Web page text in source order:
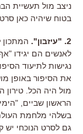
ניצב מול תעשיית
בטוח שיהיה כאן
2. "עיזבון".
לאנשים הם יגידו
נגישות לתיעוד
את הסיפור באופן
הראשון שביים,
בשלהי מלחמת
גם לסרט הנוכחי יש